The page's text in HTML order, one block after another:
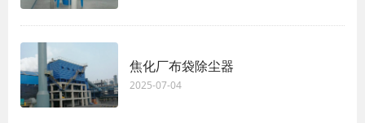
焦化厂布袋除尘器
2025-07-04